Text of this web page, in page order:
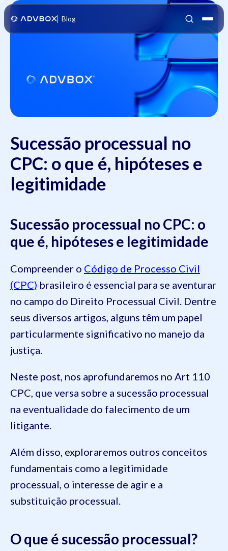
Blog
Sucessão processual no
CPC: o que é, hipóteses e
legitimidade
Sucessão processual no CPC: o
que é, hipóteses e legitimidade
Compreender o Código de Processo Civil
(CPC) brasileiro é essencial para se aventurar
no campo do Direito Processual Civil. Dentre
seus diversos artigos, alguns têm um papel
particularmente significativo no manejo da
justiça.
Neste post, nos aprofundaremos no Art 110
CPC, que versa sobre a sucessão processual
na eventualidade do falecimento de um
litigante.
Além disso, exploraremos outros conceitos
fundamentais como a legitimidade
processual, o interesse de agir e a
substituição processual.
O que é sucessão processual?